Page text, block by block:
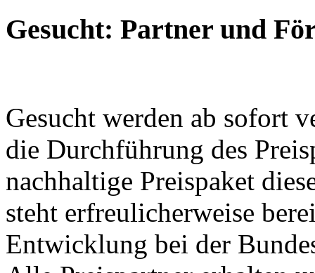
Gesucht: Partner und
Gesucht werden ab sofort
die Durchführung des
nachhaltige Preispaket
steht erfreulicherweise
Entwicklung bei der